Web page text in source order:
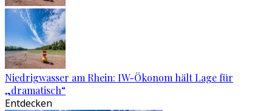
Niedrigwasser am Rhein: IW-Ökonom hält Lage für
„dramatisch“
Entdecken